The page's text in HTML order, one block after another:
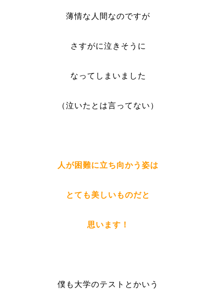
薄情な人間なのですが
さすがに泣きそうに
なってしまいました
（泣いたとは言ってない）
人が困難に立ち向かう姿は
とても美しいものだと
思います！
僕も大学のテストとかいう